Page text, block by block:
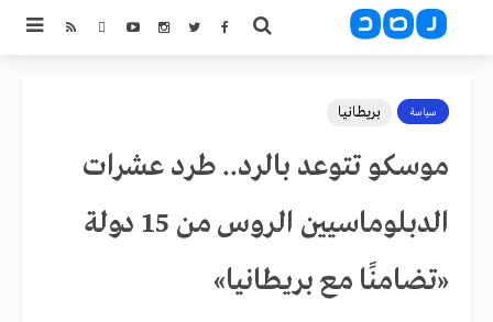
سياسة بريطانيا
موسكو تتوعد بالرد.. طرد عشرات
الدبلوماسيين الروس من 15 دولة
«تضامنًا مع بريطانيا»